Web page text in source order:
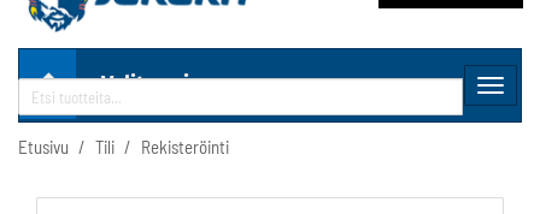
Haku
Valitse sivu
Etusivu Tili Rekisteröinti